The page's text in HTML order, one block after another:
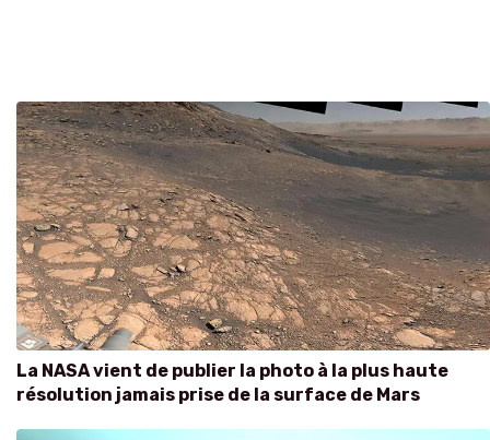
La NASA vient de publier la photo à la plus haute
résolution jamais prise de la surface de Mars